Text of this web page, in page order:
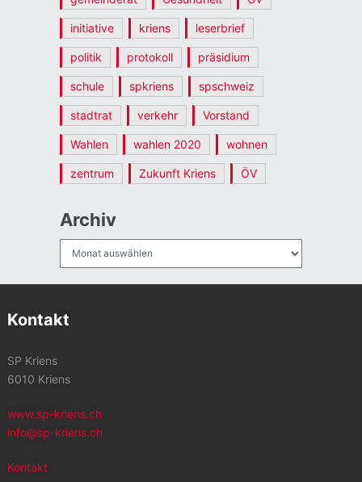
initiative kriens leserbrief
politik protokoll präsidium
schule spkriens spschweiz
stadtrat verkehr Vorstand
Wahlen wahlen 2020 wohnen
zentrum Zukunft Kriens ÖV
Archiv
Kontakt
SP Kriens
6010 Kriens
www.sp-kriens.ch
info@sp-kriens.ch
Kontakt